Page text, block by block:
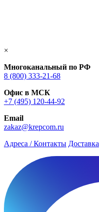
×
Многоканальный по РФ
8 (800) 333‑21-68
Офис в МСК
+7 (495) 120-44-92
Email
zakaz@krepcom.ru
Адреса / Контакты Доставка